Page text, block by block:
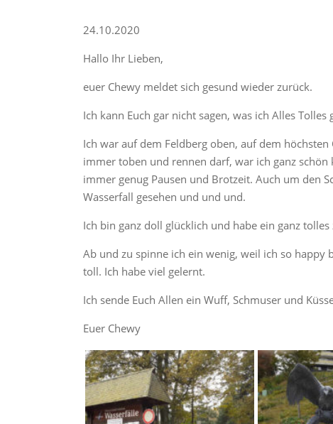
24.10.2020
Hallo Ihr Lieben,
euer Chewy meldet sich gesund wieder zurück.
Ich kann Euch gar nicht sagen, was ich Alles
Ich war auf dem Feldberg oben, auf dem
immer toben und rennen darf, war ich ganz
immer genug Pausen und Brotzeit. Auch um den
Wasserfall gesehen und und und.
Ich bin ganz doll glücklich und habe ein ganz tolles
Ab und zu spinne ich ein wenig, weil ich so
toll. Ich habe viel gelernt.
Ich sende Euch Allen ein Wuff, Schmuser und
Euer Chewy